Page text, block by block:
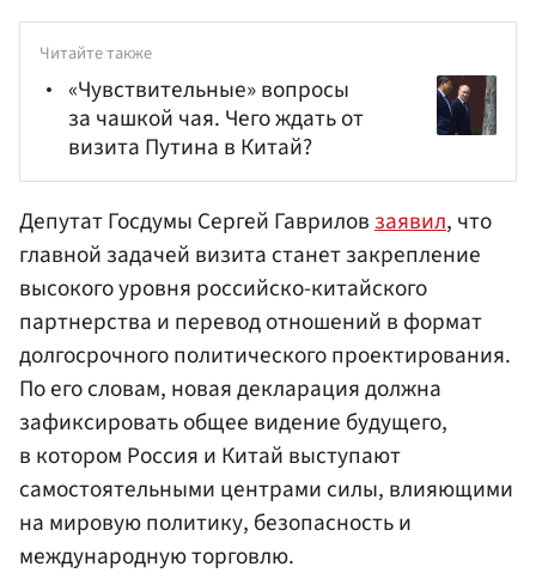
Читайте также
«Чувствительные» вопросы
за чашкой чая. Чего ждать от
визита Путина в Китай?
Депутат Госдумы Сергей Гавриловзаявил, что
главной задачей визита станет закрепление
высокого уровня российско-китайского
партнерства и перевод отношений в формат
долгосрочного политического проектирования.
По его словам, новая декларация должна
зафиксировать общее видение будущего,
в котором Россия и Китай выступают
самостоятельными центрами силы, влияющими
на мировую политику, безопасность и
международную торговлю.